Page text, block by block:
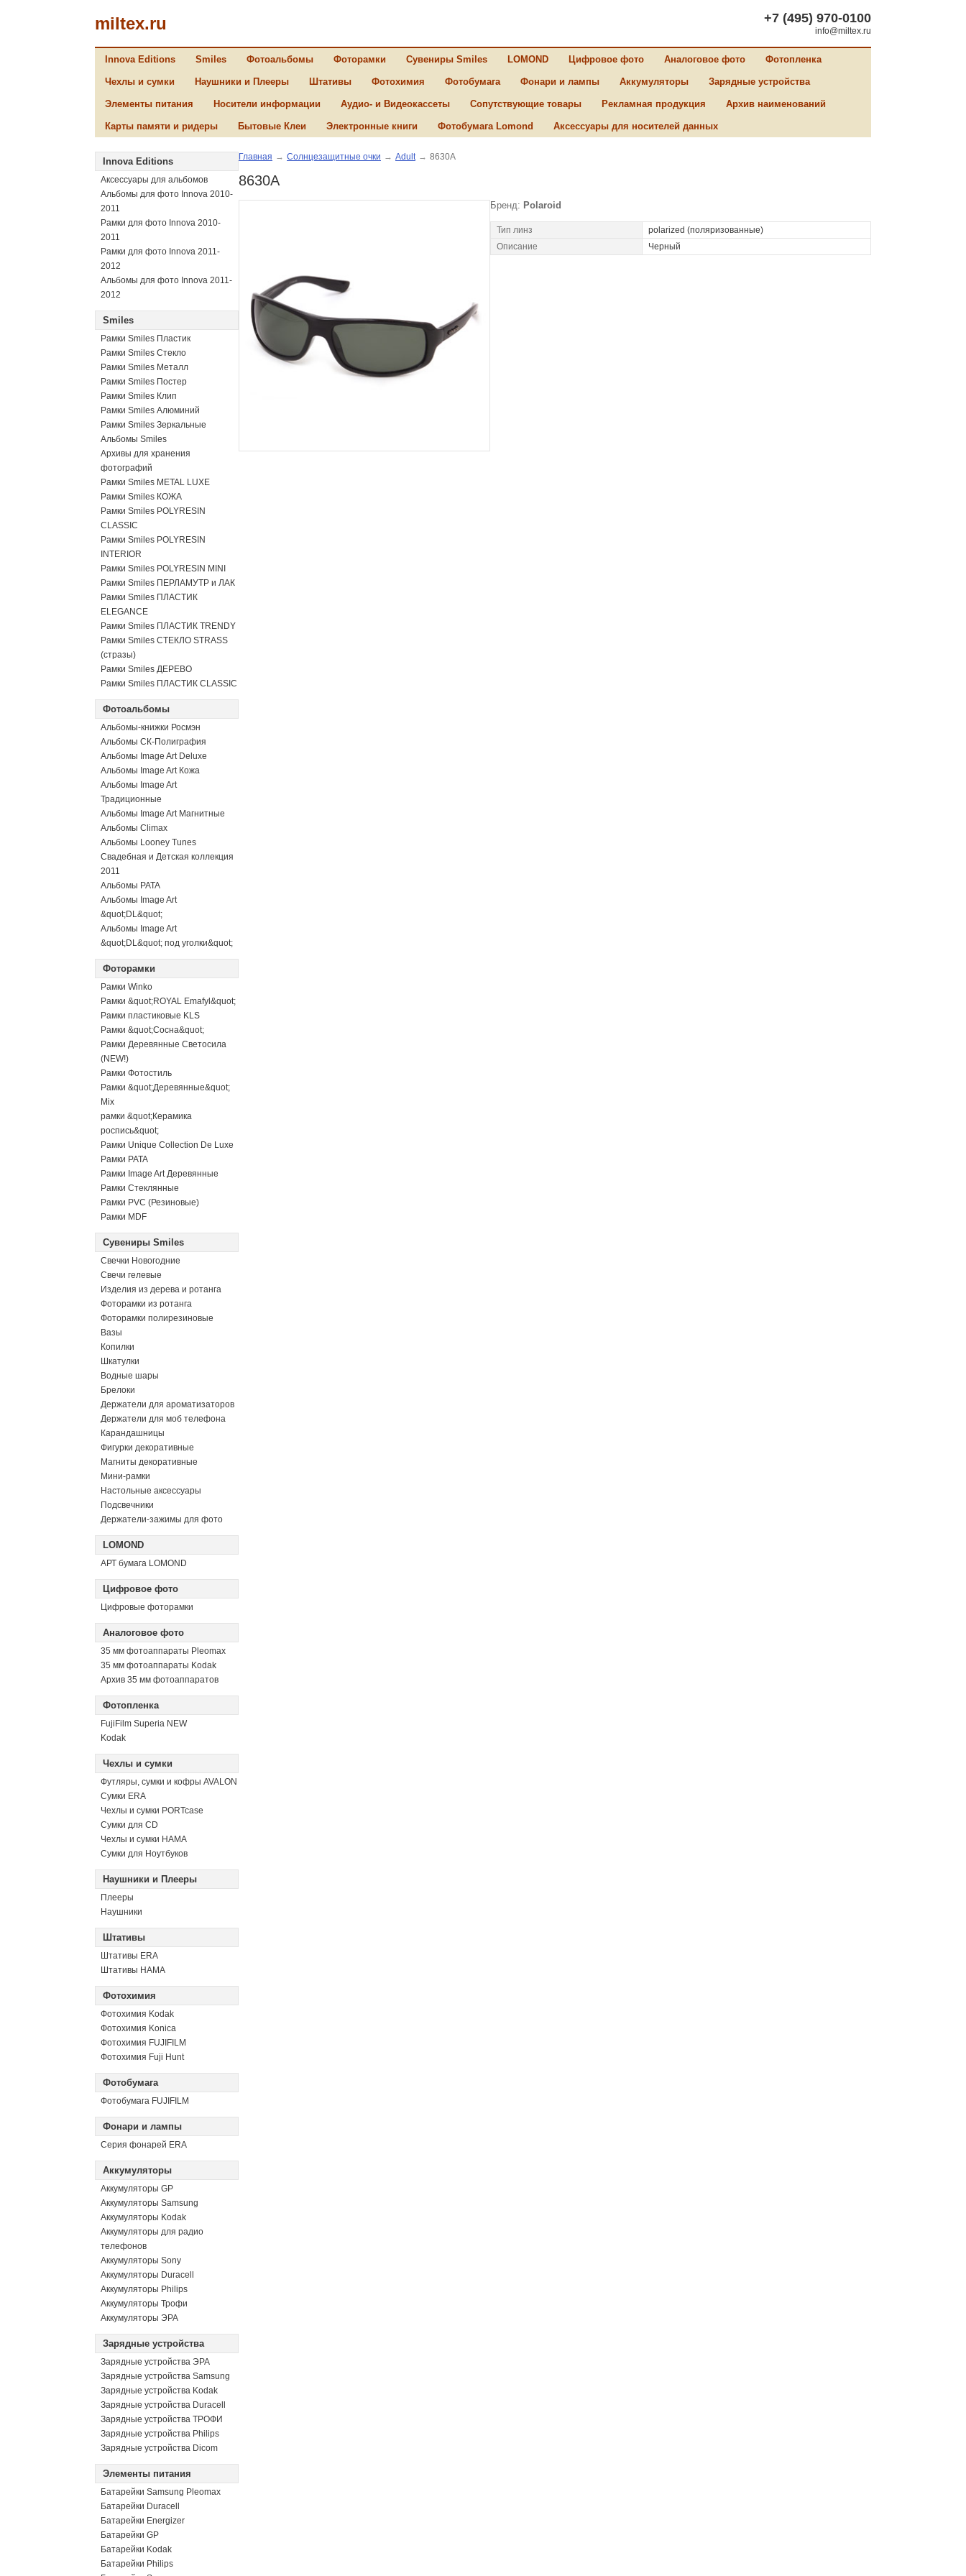
miltex.ru +7 (495) 970-0100
info@miltex.ru
Innova Editions Smiles Фотоальбомы Фоторамки Сувениры Smiles LOMOND Цифровое фото Аналоговое фото Фотопленка
Чехлы и сумки Наушники и Плееры Штативы Фотохимия Фотобумага Фонари и лампы Аккумуляторы Зарядные устройства
Элементы питания Носители информации Аудио- и Видеокассеты Сопутствующие товары Рекламная продукция Архив наименований
Карты памяти и ридеры Бытовые Клеи Электронные книги Фотобумага Lomond Аксессуары для носителей данных
Innova Editions
Аксессуары для альбомов
Альбомы для фото Innova 2010-
2011
Рамки для фото Innova 2010-
2011
Рамки для фото Innova 2011-
2012
Альбомы для фото Innova 2011-
2012
Smiles
Рамки Smiles Пластик
Рамки Smiles Стекло
Рамки Smiles Металл
Рамки Smiles Постер
Рамки Smiles Клип
Рамки Smiles Алюминий
Рамки Smiles Зеркальные
Альбомы Smiles
Архивы для хранения
фотографий
Рамки Smiles METAL LUXE
Рамки Smiles КОЖА
Рамки Smiles POLYRESIN
CLASSIC
Рамки Smiles POLYRESIN
INTERIOR
Рамки Smiles POLYRESIN MINI
Рамки Smiles ПЕРЛАМУТР и ЛАК
Рамки Smiles ПЛАСТИК
ELEGANCE
Рамки Smiles ПЛАСТИК TRENDY
Рамки Smiles СТЕКЛО STRASS
(стразы)
Рамки Smiles ДЕРЕВО
Рамки Smiles ПЛАСТИК CLASSIC
Фотоальбомы
Альбомы-книжки Росмэн
Альбомы СК-Полиграфия
Альбомы Image Art Deluxe
Альбомы Image Art Кожа
Альбомы Image Art
Традиционные
Альбомы Image Art Магнитные
Альбомы Climax
Альбомы Looney Tunes
Свадебная и Детская коллекция
2011
Альбомы PATA
Альбомы Image Art
&quot;DL&quot;
Альбомы Image Art
&quot;DL&quot; под уголки&quot;
Фоторамки
Рамки Winko
Рамки &quot;ROYAL Emafyl&quot;
Рамки пластиковые KLS
Рамки &quot;Сосна&quot;
Рамки Деревянные Светосила
(NEW!)
Рамки Фотостиль
Рамки &quot;Деревянные&quot;
Mix
рамки &quot;Керамика
роспись&quot;
Рамки Unique Collection De Luxe
Рамки PATA
Рамки Image Art Деревянные
Рамки Стеклянные
Рамки PVC (Резиновые)
Рамки MDF
Сувениры Smiles
Свечки Новогодние
Свечи гелевые
Изделия из дерева и ротанга
Фоторамки из ротанга
Фоторамки полирезиновые
Вазы
Копилки
Шкатулки
Водные шары
Брелоки
Держатели для ароматизаторов
Держатели для моб телефона
Карандашницы
Фигурки декоративные
Магниты декоративные
Мини-рамки
Настольные аксессуары
Подсвечники
Держатели-зажимы для фото
LOMOND
АРТ бумага LOMOND
Цифровое фото
Цифровые фоторамки
Аналоговое фото
35 мм фотоаппараты Pleomax
35 мм фотоаппараты Kodak
Архив 35 мм фотоаппаратов
Фотопленка
FujiFilm Superia NEW
Kodak
Чехлы и сумки
Футляры, сумки и кофры AVALON
Сумки ERA
Чехлы и сумки PORTcase
Сумки для CD
Чехлы и сумки HAMA
Сумки для Ноутбуков
Наушники и Плееры
Плееры
Наушники
Штативы
Штативы ERA
Штативы HAMA
Фотохимия
Фотохимия Kodak
Фотохимия Konica
Фотохимия FUJIFILM
Фотохимия Fuji Hunt
Фотобумага
Фотобумага FUJIFILM
Фонари и лампы
Серия фонарей ERA
Аккумуляторы
Аккумуляторы GP
Аккумуляторы Samsung
Аккумуляторы Kodak
Аккумуляторы для радио
телефонов
Аккумуляторы Sony
Аккумуляторы Duracell
Аккумуляторы Philips
Аккумуляторы Трофи
Аккумуляторы ЭРА
Зарядные устройства
Зарядные устройства ЭРА
Зарядные устройства Samsung
Зарядные устройства Kodak
Зарядные устройства Duracell
Зарядные устройства ТРОФИ
Зарядные устройства Philips
Зарядные устройства Dicom
Элементы питания
Батарейки Samsung Pleomax
Батарейки Duracell
Батарейки Energizer
Батарейки GP
Батарейки Kodak
Батарейки Philips
Главная → Солнцезащитные очки → Adult → 8630A
8630A
Бренд: Polaroid
Тип линз
polarized (поляризованные)
Описание
Черный